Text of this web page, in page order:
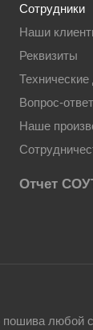
Сотрудники
Наши
Реквизиты
Вопрос-ответ
Наше
Отчет
любой